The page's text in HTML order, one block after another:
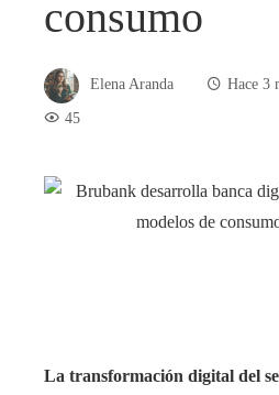
consumo
Elena Aranda
Hace 3
45
La transformación digital del